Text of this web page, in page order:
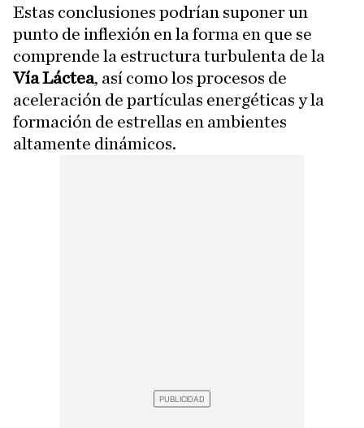
Estas conclusiones podrían suponer un
punto de inflexión en la forma en que se
comprende la estructura turbulenta de la
Vía Láctea, así como los procesos de
aceleración de partículas energéticas y la
formación de estrellas en ambientes
altamente dinámicos.